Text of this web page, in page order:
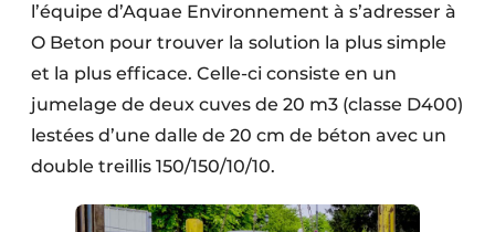
l’équipe d’Aquae Environnement à s’adresser à
O Beton pour trouver la solution la plus simple
et la plus efficace. Celle-ci consiste en un
jumelage de deux cuves de 20 m3 (classe D400)
lestées d’une dalle de 20 cm de béton avec un
double treillis 150/150/10/10.